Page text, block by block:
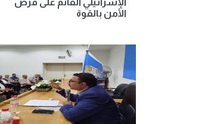
الإسرائيلي القائم على فرض
الأمن بالقوة